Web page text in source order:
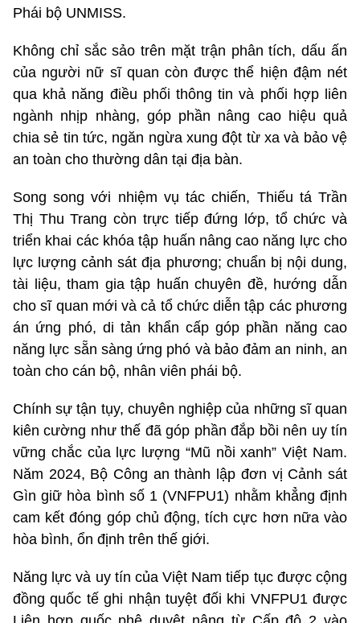
Phái bộ UNMISS.
Không chỉ sắc sảo trên mặt trận phân tích, dấu ấn
của người nữ sĩ quan còn được thể hiện đậm nét
qua khả năng điều phối thông tin và phối hợp liên
ngành nhịp nhàng, góp phần nâng cao hiệu quả
chia sẻ tin tức, ngăn ngừa xung đột từ xa và bảo vệ
an toàn cho thường dân tại địa bàn.
Song song với nhiệm vụ tác chiến, Thiếu tá Trần
Thị Thu Trang còn trực tiếp đứng lớp, tổ chức và
triển khai các khóa tập huấn nâng cao năng lực cho
lực lượng cảnh sát địa phương; chuẩn bị nội dung,
tài liệu, tham gia tập huấn chuyên đề, hướng dẫn
cho sĩ quan mới và cả tổ chức diễn tập các phương
án ứng phó, di tản khẩn cấp góp phần năng cao
năng lực sẵn sàng ứng phó và bảo đảm an ninh, an
toàn cho cán bộ, nhân viên phái bộ.
Chính sự tận tụy, chuyên nghiệp của những sĩ quan
kiên cường như thế đã góp phần đắp bồi nên uy tín
vững chắc của lực lượng “Mũ nồi xanh” Việt Nam.
Năm 2024, Bộ Công an thành lập đơn vị Cảnh sát
Gìn giữ hòa bình số 1 (VNFPU1) nhằm khẳng định
cam kết đóng góp chủ động, tích cực hơn nữa vào
hòa bình, ổn định trên thế giới.
Năng lực và uy tín của Việt Nam tiếp tục được cộng
đồng quốc tế ghi nhận tuyệt đối khi VNFPU1 được